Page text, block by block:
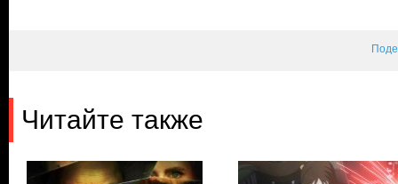
Читайте также